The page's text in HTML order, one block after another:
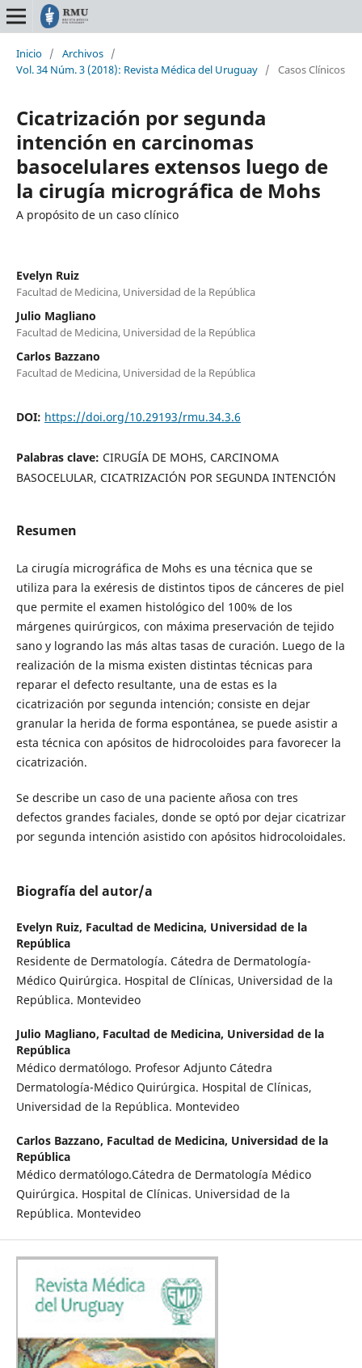
Inicio / Archivos /
Vol. 34 Núm. 3 (2018): Revista Médica del Uruguay / Casos Clínicos
Cicatrización por segunda
intención en carcinomas
basocelulares extensos luego de
la cirugía micrográfica de Mohs
A propósito de un caso clínico
Evelyn Ruiz
Facultad de Medicina, Universidad de la República
Julio Magliano
Facultad de Medicina, Universidad de la República
Carlos Bazzano
Facultad de Medicina, Universidad de la República
DOI: https://doi.org/10.29193/rmu.34.3.6
Palabras clave: CIRUGÍA DE MOHS, CARCINOMA
BASOCELULAR, CICATRIZACIÓN POR SEGUNDA INTENCIÓN
Resumen
La cirugía micrográfica de Mohs es una técnica que se
utiliza para la exéresis de distintos tipos de cánceres de piel
que permite el examen histológico del 100% de los
márgenes quirúrgicos, con máxima preservación de tejido
sano y logrando las más altas tasas de curación. Luego de la
realización de la misma existen distintas técnicas para
reparar el defecto resultante, una de estas es la
cicatrización por segunda intención; consiste en dejar
granular la herida de forma espontánea, se puede asistir a
esta técnica con apósitos de hidrocoloides para favorecer la
cicatrización.
Se describe un caso de una paciente añosa con tres
defectos grandes faciales, donde se optó por dejar cicatrizar
por segunda intención asistido con apósitos hidrocoloidales.
Biografía del autor/a
Evelyn Ruiz, Facultad de Medicina, Universidad de la
República
Residente de Dermatología. Cátedra de Dermatología-
Médico Quirúrgica. Hospital de Clínicas, Universidad de la
República. Montevideo
Julio Magliano, Facultad de Medicina, Universidad de la
República
Médico dermatólogo. Profesor Adjunto Cátedra
Dermatología-Médico Quirúrgica. Hospital de Clínicas,
Universidad de la República. Montevideo
Carlos Bazzano, Facultad de Medicina, Universidad de la
República
Médico dermatólogo.Cátedra de Dermatología Médico
Quirúrgica. Hospital de Clínicas. Universidad de la
República. Montevideo